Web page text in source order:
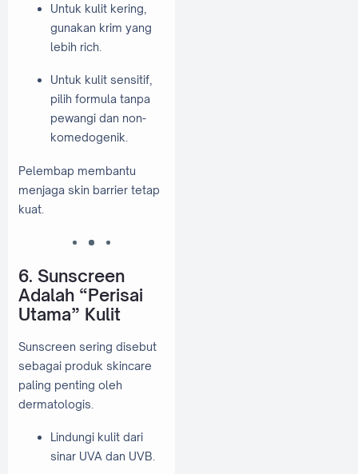
Untuk kulit kering,
gunakan krim yang
lebih rich.
Untuk kulit sensitif,
pilih formula tanpa
pewangi dan non-
komedogenik.
Pelembap membantu
menjaga skin barrier tetap
kuat.
6. Sunscreen
Adalah “Perisai
Utama” Kulit
Sunscreen sering disebut
sebagai produk skincare
paling penting oleh
dermatologis.
Lindungi kulit dari
sinar UVA dan UVB.